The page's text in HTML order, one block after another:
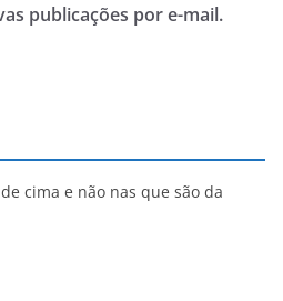
publicações por e-mail.
cima e não nas que são da